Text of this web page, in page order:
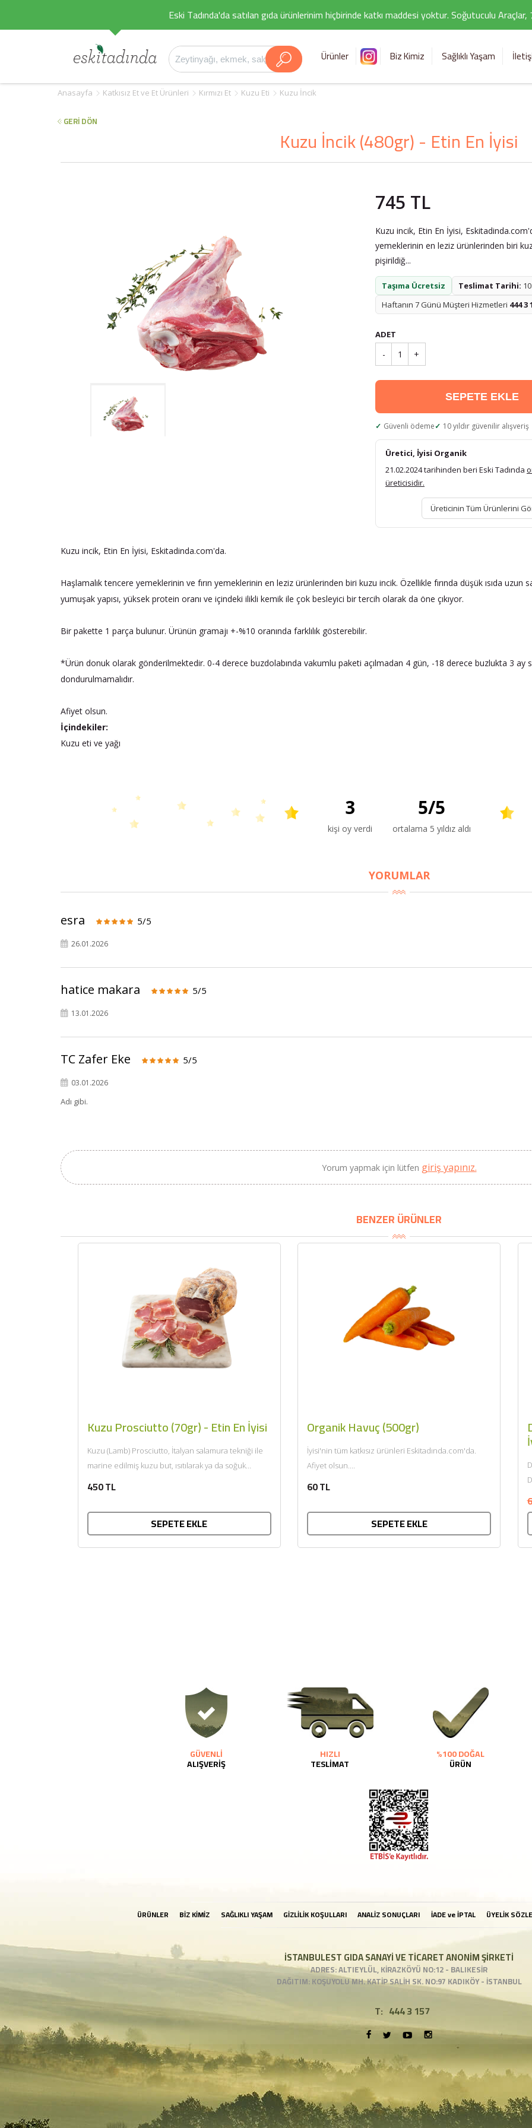
Eski Tadında'da satılan gıda ürünlerinim hiçbirinde katkı maddesi yoktur. Soğutuculu
Ürünler Biz Kimiz Sağlıklı Yaşam
Anasayfa Katkısız Et ve Et Ürünleri Kırmızı Et Kuzu Eti Kuzu İncik
GERİ DÖN
Kuzu İncik (480gr) - Etin En İyisi
745 TL
Kuzu incik, Etin En İyisi,
yemeklerinin en leziz ürünlerinden biri
pişirildiğ...
Taşıma Ücretsiz Teslimat Tarihi:
Haftanın 7 Günü Müşteri Hizmetleri 444 3
ADET
- 1 +
SEPETE EKLE
Güvenli ödeme 10 yıldır güvenilir alışveriş
Üretici, İyisi Organik
21.02.2024 tarihinden beri Eski Tadında
üreticisidir.
Üreticinin Tüm Ürünlerini
Kuzu incik, Etin En İyisi, Eskitadinda.com'da.
Haşlamalık tencere yemeklerinin ve fırın yemeklerinin en leziz ürünlerinden biri kuzu incik. Özellikle fırında düşük ısıda
yumuşak yapısı, yüksek protein oranı ve içindeki ilikli kemik ile çok besleyici bir tercih olarak da öne çıkıyor.
Bir pakette 1 parça bulunur. Ürünün gramajı +-%10 oranında farklılık gösterebilir.
*Ürün donuk olarak gönderilmektedir. 0-4 derece buzdolabında vakumlu paketi açılmadan 4 gün, -18 derece buzlukta 3
dondurulmamalıdır.
Afiyet olsun.
İçindekiler:
Kuzu eti ve yağı
3
kişi oy verdi
5/5
ortalama 5 yıldız aldı
YORUMLAR
esra 5/5
26.01.2026
hatice makara 5/5
13.01.2026
TC Zafer Eke 5/5
03.01.2026
Adı gibi.
Yorum yapmak için lütfen giriş yapınız.
BENZER ÜRÜNLER
Kuzu Prosciutto (70gr) - Etin En İyisi
Kuzu (Lamb) Prosciutto, İtalyan salamura tekniği ile
marine edilmiş kuzu but, ısıtılarak ya da soğuk
450 TL
SEPETE EKLE
Organik Havuç (500gr)
İyisi'nin tüm katkısız ürünleri Eskitadında.com'da.
Afiyet olsun....
60 TL
SEPETE EKLE
GÜVENLİ
ALIŞVERİŞ
HIZLI
TESLİMAT
%100 DOĞAL
ÜRÜN
ÜRÜNLER BİZ KİMİZ SAĞLIKLI YAŞAM GİZLİLİK KOŞULLARI ANALİZ SONUÇLARI İADE ve İPTAL ÜYELİK
İSTANBULEST GIDA SANAYİ VE TİCARET ANONİM ŞİRKETİ
ADRES: ALTIEYLÜL, KİRAZKÖYÜ NO:12 - BALIKESİR
DAĞITIM: KOŞUYOLU MH. KATİP SALİH SK. NO:97 KADIKÖY - İSTANBUL
T: 444 3 157
2320,00 TL
Sızma Zeytinyağı (2025